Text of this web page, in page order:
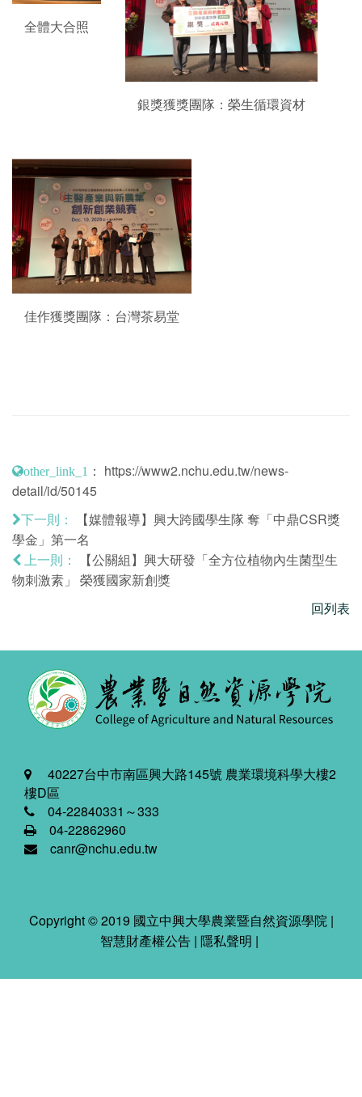
全體大合照
銀獎獲獎團隊：榮生循環資材
佳作獲獎團隊：台灣茶易堂
other_link_1 ： https://www2.nchu.edu.tw/news-
detail/id/50145
下一則：
【媒體報導】興大跨國學生隊 奪「中鼎CSR獎
學金」第一名
上一則：
【公關組】興大研發「全方位植物內生菌型生
物刺激素」 榮獲國家新創獎
回列表
40227台中市南區興大路145號 農業環境科學大樓2
樓D區
04-22840331～333
04-22862960
canr@nchu.edu.tw
Copyright © 2019 國立中興大學農業暨自然資源學院 |
智慧財產權公告 | 隱私聲明 |